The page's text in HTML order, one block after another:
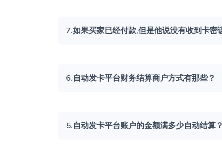
7.如果买家已经付款,但是他说没有收到卡密
6.自动发卡平台财务结算商户方式有那些？
5.自动发卡平台账户的金额满多少自动结算